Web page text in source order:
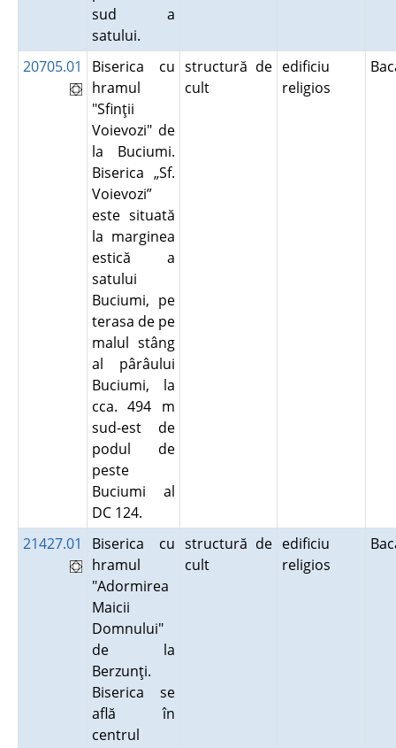
sud a
satului.
20705.01
Biserica cu
hramul
"Sfinţii
Voievozi" de
la Buciumi.
Biserica „Sf.
Voievozi”
este situată
la marginea
estică a
satului
Buciumi, pe
terasa de pe
malul stâng
al pârâului
Buciumi, la
cca. 494 m
sud-est de
podul de
peste
Buciumi al
DC 124.
structură de
cult
edificiu
religios
21427.01
Biserica cu
hramul
"Adormirea
Maicii
Domnului"
de la
Berzunţi.
Biserica se
află în
centrul
structură de
cult
edificiu
religios